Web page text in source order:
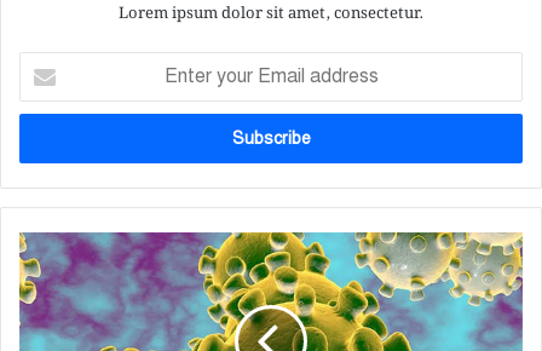
Lorem ipsum dolor sit amet, consectetur.
t
r
y
u
r
E
m
বাং
লা
দে
শে
ক